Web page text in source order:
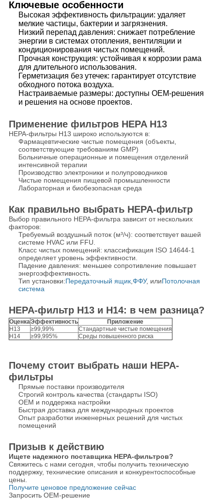
Ключевые особенности
Высокая эффективность фильтрации: удаляет
мелкие частицы, бактерии и загрязнения.
Низкий перепад давления: снижает потребление
энергии в системах отопления, вентиляции и
кондиционирования чистых помещений.
Прочная конструкция: устойчивая к коррозии рама
для длительного использования.
Герметизация без утечек: гарантирует отсутствие
обходного потока воздуха.
Настраиваемые размеры: доступны OEM-решения
и решения на основе проектов.
Применение фильтров HEPA H13
HEPA-фильтры H13 широко используются в:
Фармацевтические чистые помещения (объекты,
соответствующие требованиям GMP)
Больничные операционные и помещения отделений
интенсивной терапии
Производство электроники и полупроводников
Чистые помещения пищевой промышленности
Лабораторная и биобезопасная среда
Как правильно выбрать HEPA-фильтр
Выбор правильного HEPA-фильтра зависит от нескольких
факторов:
Требуемый воздушный поток (м³/ч): соответствует вашей
системе HVAC или FFU.
Класс чистых помещений: классификация ISO 14644-1
определяет уровень эффективности.
Падение давления: меньшее сопротивление повышает
энергоэффективность.
Тип установки:Передаточный ящик,ФФУ, илиПотолочная
система
HEPA-фильтр H13 и H14: в чем разница?
ОценкаЭффективность
Приложение
Н13
≥99,99%
Стандартные чистые помещения
Н14
≥99,995% Среды повышенного риска
Почему стоит выбрать наши HEPA-
фильтры
Прямые поставки производителя
Строгий контроль качества (стандарты ISO)
OEM и поддержка настройки
Быстрая доставка для международных проектов
Опыт разработки инженерных решений для чистых
помещений
Призыв к действию
Ищете надежного поставщика HEPA-фильтров?
Свяжитесь с нами сегодня, чтобы получить техническую
поддержку, технические описания и конкурентоспособные
цены.
Получите ценовое предложение сейчас
Запросить OEM-решение